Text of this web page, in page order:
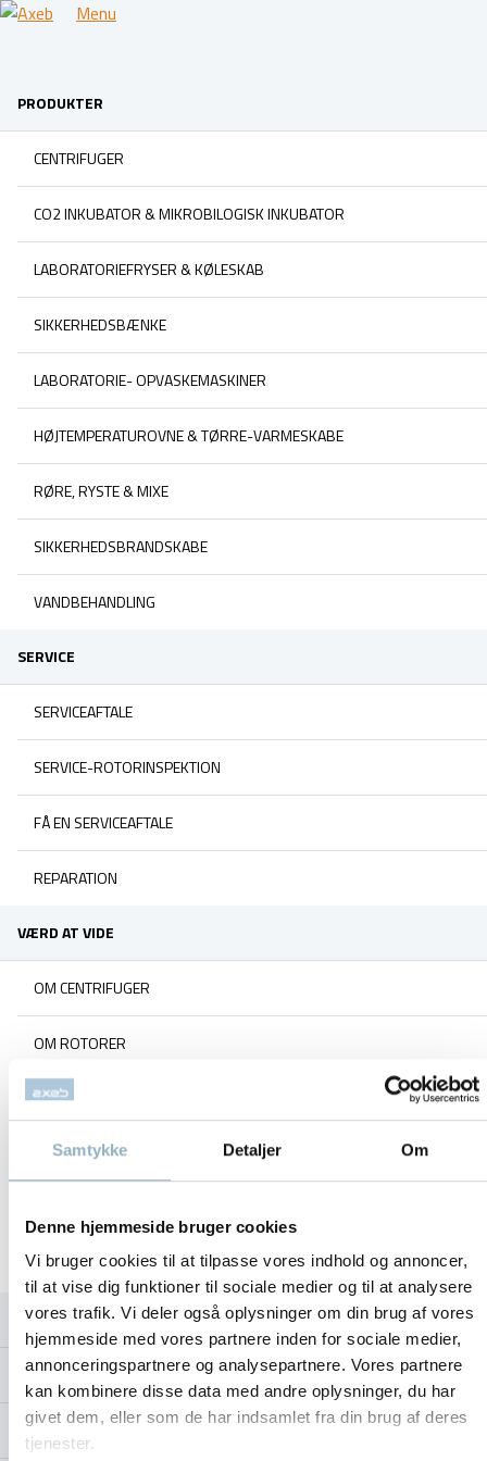
Samtykke Detaljer Om
Denne hjemmeside bruger cookies
Vi bruger cookies til at tilpasse vores indhold og annoncer,
til at vise dig funktioner til sociale medier og til at analysere
vores trafik. Vi deler også oplysninger om din brug af vores
hjemmeside med vores partnere inden for sociale medier,
annonceringspartnere og analysepartnere. Vores partnere
kan kombinere disse data med andre oplysninger, du har
givet dem, eller som de har indsamlet fra din brug af deres
tjenester.
Menu
PRODUKTER
CENTRIFUGER
CO2 INKUBATOR & MIKROBILOGISK INKUBATOR
LABORATORIEFRYSER & KØLESKAB
SIKKERHEDSBÆNKE
LABORATORIE- OPVASKEMASKINER
HØJTEMPERATUROVNE & TØRRE-VARMESKABE
RØRE, RYSTE & MIXE
SIKKERHEDSBRANDSKABE
VANDBEHANDLING
SERVICE
SERVICEAFTALE
SERVICE-ROTORINSPEKTION
FÅ EN SERVICEAFTALE
REPARATION
VÆRD AT VIDE
OM CENTRIFUGER
OM ROTORER
OM CO2 INKUBATORER
OM FRYSERE
VEDLIGEHOLD AF UDSTYR
BLOG
OM AXEB
KONTAKT